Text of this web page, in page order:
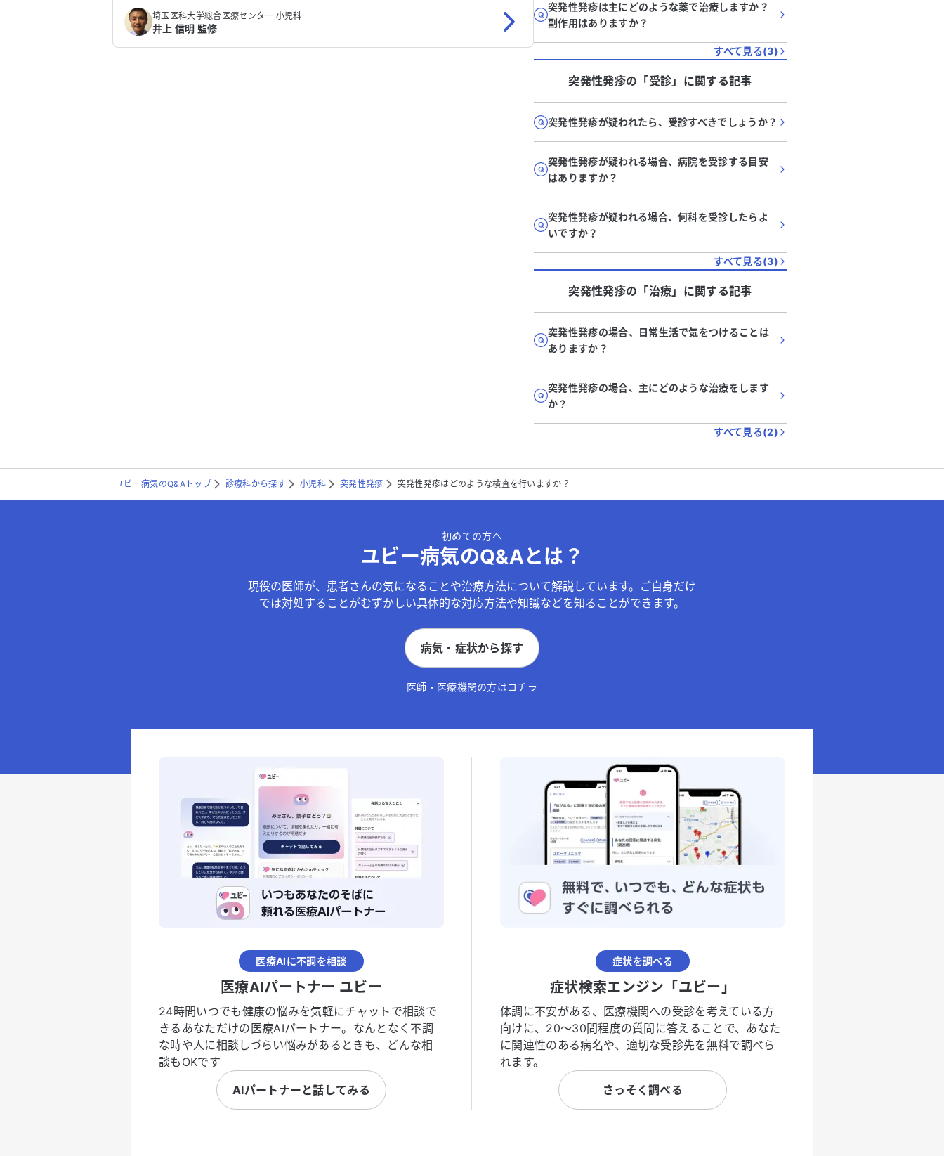
埼玉医科大学総合医療センター 小児科
井上 信明 監修
突発性発疹は主にどのような薬で治療しますか？
副作用はありますか？
すべて見る(3)
突発性発疹の「受診」に関する記事
突発性発疹が疑われたら、受診すべきでしょうか？
突発性発疹が疑われる場合、病院を受診する目安
はありますか？
突発性発疹が疑われる場合、何科を受診したらよ
いですか？
すべて見る(3)
突発性発疹の「治療」に関する記事
突発性発疹の場合、日常生活で気をつけることは
ありますか？
突発性発疹の場合、主にどのような治療をします
か？
すべて見る(2)
ユビー病気のQ&Aトップ 診療科から探す 小児科 突発性発疹 突発性発疹はどのような検査を行いますか？
初めての方へ
ユビー病気のQ&Aとは？
現役の医師が、患者さんの気になることや治療方法について解説しています。ご自身だけ
では対処することがむずかしい具体的な対応方法や知識などを知ることができます。
病気・症状から探す
医師・医療機関の方はコチラ
医療AIに不調を相談
医療AIパートナー ユビー
24時間いつでも健康の悩みを気軽にチャットで相談で
きるあなただけの医療AIパートナー。なんとなく不調
な時や人に相談しづらい悩みがあるときも、どんな相
談もOKです
AIパートナーと話してみる
症状を調べる
症状検索エンジン「ユビー」
体調に不安がある、医療機関への受診を考えている方
向けに、20〜30問程度の質問に答えることで、あなた
に関連性のある病名や、適切な受診先を無料で調べら
れます。
さっそく調べる